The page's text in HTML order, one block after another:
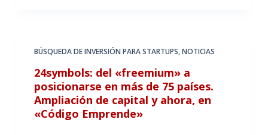
BÚSQUEDA DE INVERSIÓN PARA STARTUPS,NOTICIAS
24symbols: del «freemium» a
posicionarse en más de 75 países.
Ampliación de capital y ahora, en
«Código Emprende»